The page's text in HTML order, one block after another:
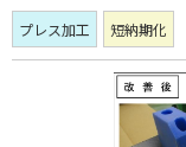
プレス加工 短納期化